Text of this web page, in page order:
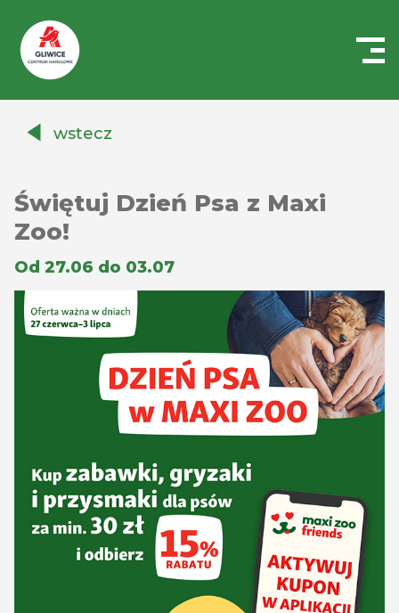
Auchanwstecz
Świętuj Dzień Psa z Maxi
Zoo!
Od 27.06 do 03.07